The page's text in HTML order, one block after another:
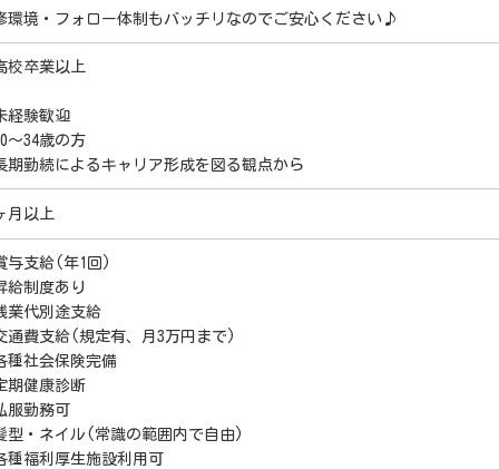
環境・フォロー体制もバッチリなのでご安心ください♪
卒業以上
経験歓迎
～34歳の方
勤続によるキャリア形成を図る観点から
月以上
与支給(年1回)
制度あり
代別途支給
費支給(規定有、月3万円まで)
社会保険完備
健康診断
勤務可
・ネイル(常識の範囲内で自由)
福利厚生施設利用可